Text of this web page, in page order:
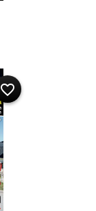
favorite_border